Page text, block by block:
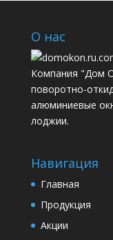
О нас
Компания "Дом
поворотно-
алюминиевые
лоджии.
Навигация
Главная
Продукция
Акции